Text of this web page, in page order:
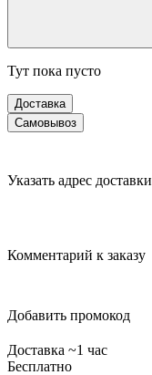
Тут пока пусто
Доставка
Самовывоз
Указать адрес доставки
Комментарий к заказу
Добавить промокод
Доставка ~1 час
Бесплатно